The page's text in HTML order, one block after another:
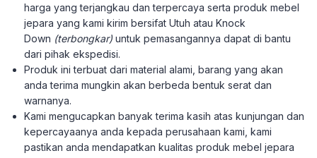
harga yang terjangkau dan terpercaya serta produk mebel
jepara yang kami kirim bersifat Utuh atau Knock
Down (terbongkar) untuk pemasangannya dapat di bantu
dari pihak ekspedisi.
Produk ini terbuat dari material alami, barang yang akan
anda terima mungkin akan berbeda bentuk serat dan
warnanya.
Kami mengucapkan banyak terima kasih atas kunjungan dan
kepercayaanya anda kepada perusahaan kami, kami
pastikan anda mendapatkan kualitas produk mebel jepara